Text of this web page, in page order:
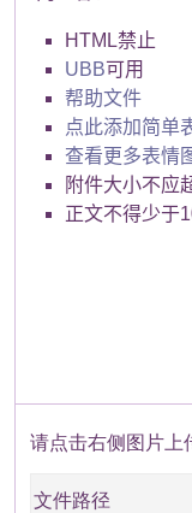
HTML禁止
UBB可用
帮助文件
点此添加简单
查看更多表情
附件大小不应
正文不得少于